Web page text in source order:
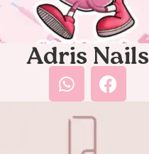
Adris Nails